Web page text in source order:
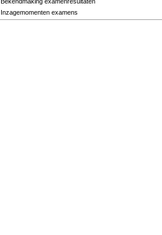
Inzagemomenten examens